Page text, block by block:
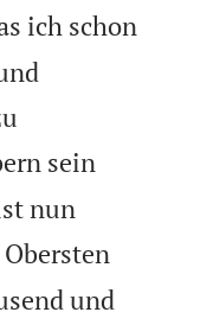
ich schon
sein
nun
und